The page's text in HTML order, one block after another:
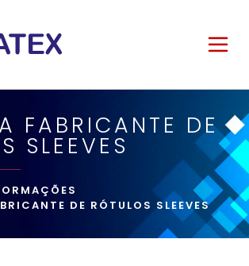
FABRICANTE DE
SLEEVES
DE RÓTULOS SLEEVES